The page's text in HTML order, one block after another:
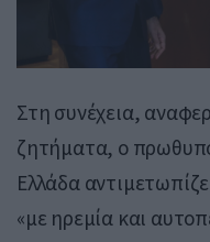
Στη συνέχεια,
ζητήματα, ο
Ελλάδα
«με ηρεμία και